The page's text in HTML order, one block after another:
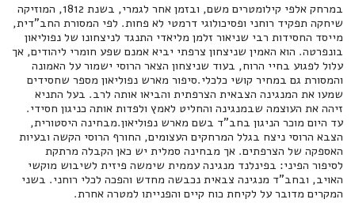
במרחק אלפי קילומטרים משם, ובזמן אחר לגמרי, בשנת 1812, המוזיקה
שיחקה תפקיד רוחני ופסיכולוגי דרמטי לא פחות. לפי המסורת החב"דית,
מייסד החסידות רבי שניאור זלמן מליאדי התנגד לניצחונו של נפוליאון
בונפרטה. הוא האמין שניצחון צרפתי יביא אמנם שפע חומרי ליהודים, אך
עלול לפגוע בחיי הרוח, בעוד שניצחון הצאר הרוסי ישמור על האמונה
והמסורת גם במחיר קושי כלכלי.סיפור מארש נפוליאון מספר שחסידים
שמעו את המנגינה הצבאית הצרפתית והביאו אותה לרב. בעל התניא
זיהה את העוצמה שבמנגינה והחליט לאמץ ולפדות אותה כניגון חסידי.
עד היום מוכר הניגון בחב"ד בשם מארש נפוליאון.מבחינה היסטורית,
הצבא הרוסי ניצח בגלל המרחקים העצומים, החורף הרוסי הקשה ובעיות
האספקה של הצרפתים. אך מבחינה סמלית יש כאן הקבלה מרתקת
לסיפור הפיני: בפינלנד מנגינה עממית שימשה פיזית לשיבוש מוקשי
האויב, ובחב"ד מנגינה צבאית נכבשה מחדש והפכה לכלי רוחני. בשני
המקרים מדובר על לקיחת כוח קיים והפנייתו למטרה אחרת.